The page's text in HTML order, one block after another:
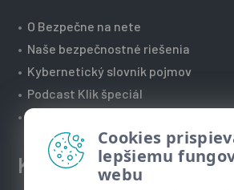
• O Bezpečne na nete
• Naše bezpečnostné riešenia
• Kybernetický slovník pojmov
• Podcast Klik špeciál
•Technická podpora spoločnosti ESET
Kontakt
Cookies
lepšiemu
webu